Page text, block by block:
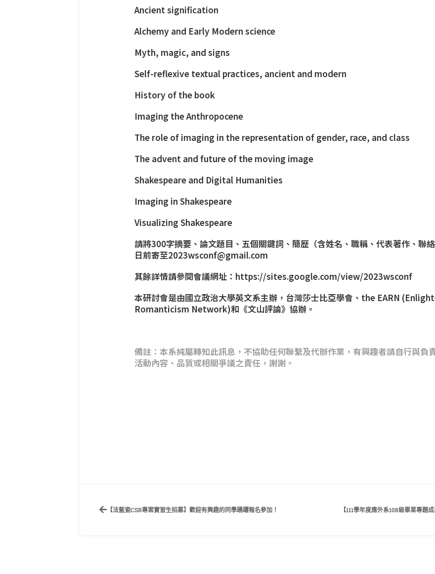
Ancient signification
Alchemy and Early Modern science
Myth, magic, and signs
Self-reflexive textual practices, ancient and modern
History of the book
Imaging the Anthropocene
The role of imaging in the representation of gender, race, and class
The advent and future of the moving image
Shakespeare and Digital Humanities
Imaging in Shakespeare
Visualizing Shakespeare
請將300字摘要、論文題目、五個關鍵詞、簡歷（含姓名、職稱、代表著作、聯
日前寄至2023wsconf@gmail.com
其餘詳情請參閱會議網址： https://sites.google.com/view/2023wsconf
本研討會是由國立政治大學英文系主辦，台灣莎士比亞學會、the EARN
Romanticism Network)和《文山評論》協辦。
備註：本系純屬轉知此訊息，不協助任何聯繫及代辦作業，有興趣者請自行與負
活動內容、品質或相關爭議之責任，謝謝。
【法藍瓷CSR專案實習生招募】歡迎有興趣的同學踴躍報名參加！ 【111學年度應外系108級畢業專題